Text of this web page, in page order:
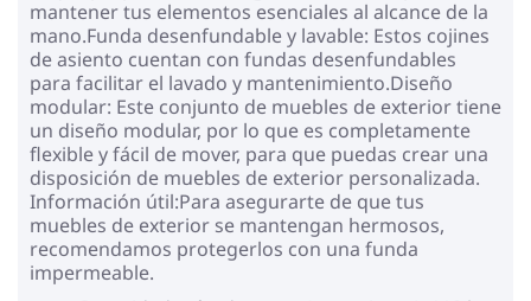
mantener tus elementos esenciales al alcance de la
mano.Funda desenfundable y lavable: Estos cojines
de asiento cuentan con fundas desenfundables
para facilitar el lavado y mantenimiento.Diseño
modular: Este conjunto de muebles de exterior tiene
un diseño modular, por lo que es completamente
flexible y fácil de mover, para que puedas crear una
disposición de muebles de exterior personalizada.
Información útil:Para asegurarte de que tus
muebles de exterior se mantengan hermosos,
recomendamos protegerlos con una funda
impermeable.